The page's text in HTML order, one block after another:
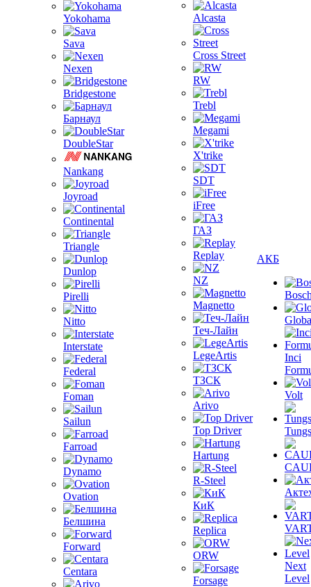
Yokohama
Sava
Nexen
Bridgestone
Барнаул
DoubleStar
Nankang
Joyroad
Continental
Triangle
Dunlop
Pirelli
Nitto
Interstate
Federal
Foman
Sailun
Farroad
Dynamo
Ovation
Белшина
Forward
Centara
Alcasta
Cross Street
RW
Trebl
Megami
X'trike
SDT
iFree
ГАЗ
Replay
NZ
Magnetto
Теч-Лайн
LegeArtis
ТЗСК
Arivo
Top Driver
Hartung
R-Steel
КиК
Replica
ORW
Forsage
АКБ
Inci
Volt
Next
Level